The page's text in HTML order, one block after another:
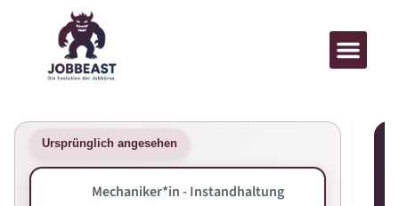
Ursprünglich angesehen
Mechaniker*in - Instandhaltung